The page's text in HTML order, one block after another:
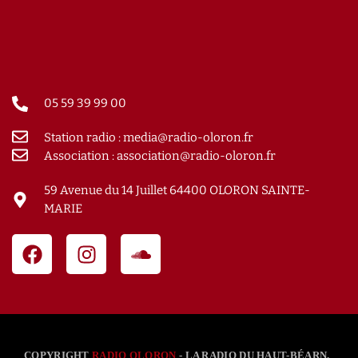
05 59 39 99 00
Station radio : media@radio-oloron.fr
Association : association@radio-oloron.fr
59 Avenue du 14 Juillet 64400 OLORON SAINTE-
MARIE
COPYRIGHTRADIO OLORON - LA RADIO DU HAUT-BÉARN.